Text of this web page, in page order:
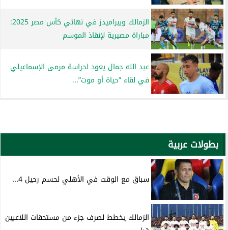
الزمالك وبيراميدز في نهائي كأس مصر 2025:
مباراة مصيرية لإنقاذ الموسم
عبد الله جمال يعود لحراسة مرمى الإسماعيلي
في لقاء ”حياة أو موت”...
بطولات عربية
سباق مع الوقت في الأهلي لحسم رحيل 4...
الزمالك يخطط لصرف جزء من مستحقات اللاعبين